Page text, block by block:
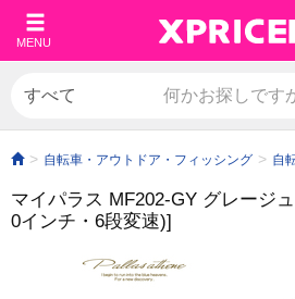
MENU
自転車・アウトドア・フィッシング 自
マイパラス MF202-GY グレージ
0インチ・6段変速)]